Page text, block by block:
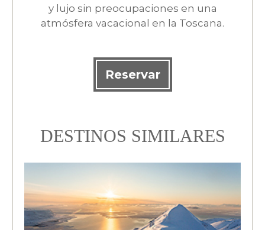
y lujo sin preocupaciones en una
atmósfera vacacional en la Toscana.
Reservar
DESTINOS SIMILARES